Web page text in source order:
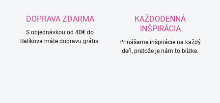
DOPRAVA ZDARMA
S objednávkou od 40€ do
Balíkova máte dopravu grátis.
KAŽDODENNÁ
INŠPIRÁCIA
Prinášame inšpirácie na každý
deň, pretože je nám to blízke.